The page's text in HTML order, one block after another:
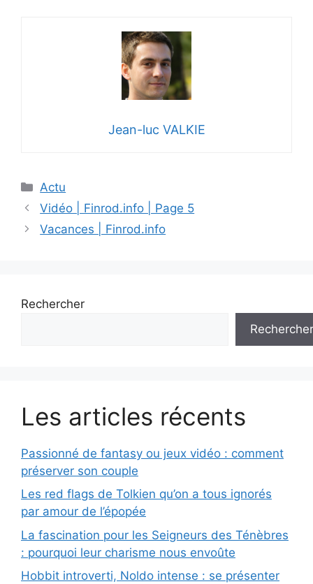
Jean-luc VALKIE
Catégories
Actu
Vidéo | Finrod.info | Page 5
Vacances | Finrod.info
Rechercher
Rechercher
Les articles récents
Passionné de fantasy ou jeux vidéo : comment
préserver son couple
Les red flags de Tolkien qu’on a tous ignorés
par amour de l’épopée
La fascination pour les Seigneurs des Ténèbres
: pourquoi leur charisme nous envoûte
Hobbit introverti, Noldo intense : se présenter